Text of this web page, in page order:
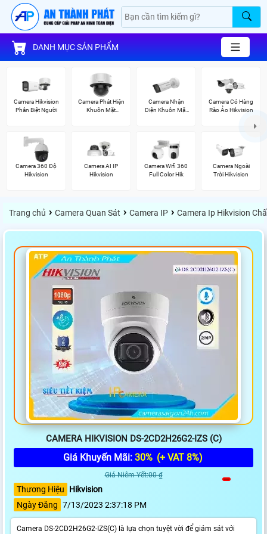
DANH MỤC SẢN PHẨM
Camera Hikvision
Phân Biệt Người
Camera Phát Hiện
Khuôn Mặt
Camera Nhận
Diện Khuôn Mặt
Camera Có Hàng
Rào Ảo Hikvision
Camera 360 Độ
Hikvision
Camera AI IP
Hikvision
Camera Wifi 360
Full Color Hik
Camera Ngoài
Trời Hikvision
Trang chủ › Camera Quan Sát › Camera IP › Camera Ip Hikvision
CAMERA HIKVISION DS-2CD2H26G2-IZS (C)
Giá Khuyến Mãi: 30% (+ VAT 8%)
Giá Niêm Yết:00 ₫
Thương Hiệu
Hikvision
Ngày Đăng 7/13/2023 2:37:18 PM
Camera DS-2CD2H26G2-IZS(C) là lựa chọn tuyệt vời để giám sát với